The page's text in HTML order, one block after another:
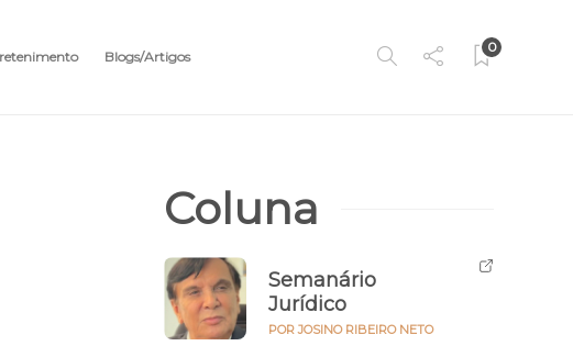
Blogs/Artigos
0
Coluna
Semanário
Jurídico
POR JOSINO RIBEIRO NETO